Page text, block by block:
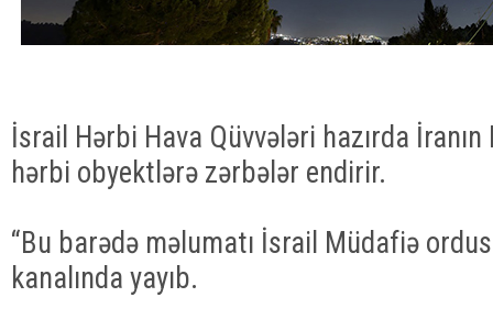
İsrail Hərbi Hava Qüvvələri hazırda
hərbi obyektlərə zərbələr endirir.
“Bu barədə məlumatı İsrail Müdafiə
kanalında yayıb.